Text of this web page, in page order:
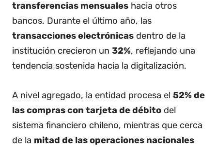
transferencias mensuales hacia otros
bancos. Durante el último año, las
transacciones electrónicas dentro de la
institución crecieron un 32%, reflejando una
tendencia sostenida hacia la digitalización.
A nivel agregado, la entidad procesa el 52% de
las compras con tarjeta de débito del
sistema financiero chileno, mientras que cerca
de la mitad de las operaciones nacionales